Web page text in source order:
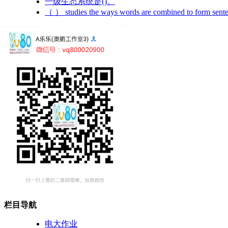
（ ） studies the ways words are combined to form
栏目导航
电大作业